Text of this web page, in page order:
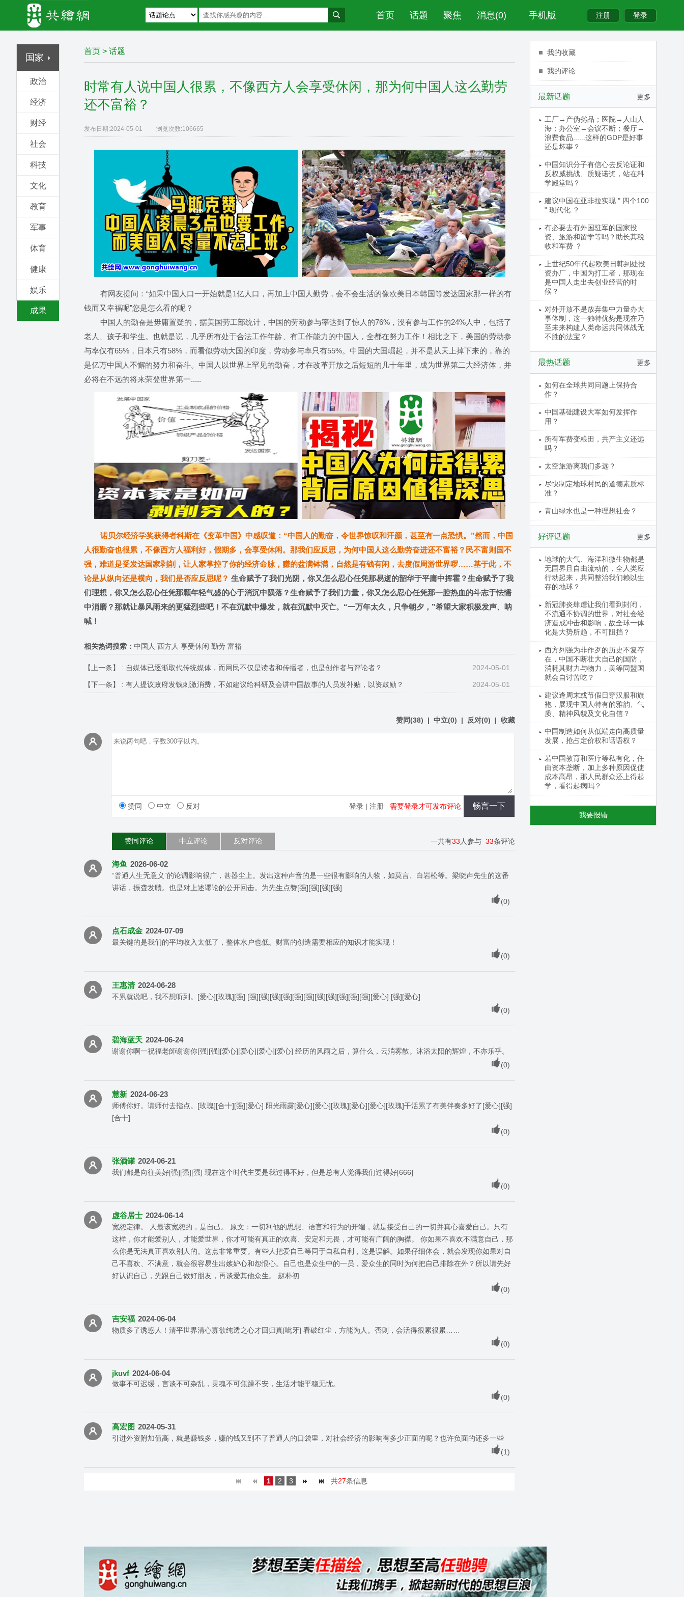
首页 话题 聚焦 消息(0) 手机版
国家
政治
经济
财经
社会
科技
文化
教育
军事
体育
健康
娱乐
成果
首页 >话题
时常有人说中国人很累，不像西方人会享受休闲，那为何中国人这么勤劳
还不富裕？
发布日期:2024-05-01 浏览次数:106665
有网友提问：“如果中国人口一开始就是1亿人口，再加上中国人勤劳，会不会生活的像欧美日本韩国等发达国家那一样的有
钱而又幸福呢”您是怎么看的呢？
中国人的勤奋是毋庸置疑的，据美国劳工部统计，中国的劳动参与率达到了惊人的76%，没有参与工作的24%人中，包括了
老人、孩子和学生。也就是说，几乎所有处于合法工作年龄、有工作能力的中国人，全都在努力工作！相比之下，美国的劳动参
与率仅有65%，日本只有58%，而看似劳动大国的印度，劳动参与率只有55%。中国的大国崛起，并不是从天上掉下来的，靠的
是亿万中国人不懈的努力和奋斗。中国人以世界上罕见的勤奋，才在改革开放之后短短的几十年里，成为世界第二大经济体，并
必将在不远的将来荣登世界第一.....
诺贝尔经济学奖获得者科斯在《变革中国》中感叹道：“中国人的勤奋，令世界惊叹和汗颜，甚至有一点恐惧。”然而，中国
人很勤奋也很累，不像西方人福利好，假期多，会享受休闲。那我们应反思，为何中国人这么勤劳奋进还不富裕？民不富则国不
强，难道是受发达国家剥削，让人家掌控了你的经济命脉，赚的盆满钵满，自然是有钱有闲，去度假周游世界啰……基于此，不
论是从纵向还是横向，我们是否应反思呢？ 生命赋予了我们光阴，你又怎么忍心任凭那易逝的韶华于平庸中挥霍？生命赋予了我
们理想，你又怎么忍心任凭那颗年轻气盛的心于消沉中陨落？生命赋予了我们力量，你又怎么忍心任凭那一腔热血的斗志于怯懦
中消磨？那就让暴风雨来的更猛烈些吧！不在沉默中爆发，就在沉默中灭亡。“一万年太久，只争朝夕，”希望大家积极发声、呐
喊！
相关热词搜索：中国人 西方人 享受休闲 勤劳 富裕
【上一条】 : 2024-05-01
自媒体已逐渐取代传统媒体，而网民不仅是读者和传播者，也是创作者与评论者？
【下一条】 : 2024-05-01
有人提议政府发钱刺激消费，不如建议给科研及会讲中国故事的人员发补贴，以资鼓励？
赞同(38) |中立(0) | 反对(0) |收藏
赞同 中立 反对 登录 |注册 需要登录才可发布评论
赞同评论 中立评论 反对评论 一共有33 人参与33条评论
海鱼 2026-06-02
“普通人生无意义”的论调影响很广，甚嚣尘上。发出这种声音的是一些很有影响的人物，如莫言、白岩松等。梁晓声先生的这番
讲话，振聋发聩。也是对上述谬论的公开回击。为先生点赞[强][强][强][强]
(0)
点石成金 2024-07-09
最关键的是我们的平均收入太低了，整体水户也低。财富的创造需要相应的知识才能实现！
(0)
王惠清 2024-06-28
不累就说吧，我不想听到。[爱心][玫瑰][强] [强][强][强][强][强][强][强][强][强][强][强][爱心] [强][爱心]
(0)
碧海蓝天 2024-06-24
谢谢你啊一祝福老師谢谢你[强][强][爱心][爱心][爱心][爱心] 经历的风雨之后，算什么，云消雾散。沐浴太阳的辉煌，不亦乐乎。
(0)
慧新 2024-06-23
师傅你好。请师付去指点。[玫瑰][合十][强][爱心] 阳光雨露[爱心][爱心][玫瑰][爱心][爱心][玫瑰]干活累了有美伴奏多好了[爱心][强]
[合十]
(0)
张酒罐 2024-06-21
我们都是向往美好[强][强][强] 现在这个时代主要是我过得不好，但是总有人觉得我们过得好[666]
(0)
虚谷居士 2024-06-14
宽恕定律。 人最该宽恕的，是自己。 原文：一切利他的思想、语言和行为的开端，就是接受自己的一切并真心喜爱自己。只有
这样，你才能爱别人，才能爱世界，你才可能有真正的欢喜、安定和无畏，才可能有广阔的胸襟。 你如果不喜欢不满意自己，那
么你是无法真正喜欢别人的。这点非常重要。有些人把爱自己等同于自私自利，这是误解。如果仔细体会，就会发现你如果对自
己不喜欢、不满意，就会很容易生出嫉妒心和怨恨心。自己也是众生中的一员，爱众生的同时为何把自己排除在外？所以请先好
好认识自己，先跟自己做好朋友，再谈爱其他众生。 赵朴初
(0)
吉安福 2024-06-04
物质多了诱惑人！清平世界清心寡欲纯透之心才回归真[呲牙] 看破红尘，方能为人。否则，会活得很累很累……
(0)
jkuvf 2024-06-04
做事不可迟缓，言谈不可杂乱，灵魂不可焦躁不安，生活才能平稳无忧。
(0)
高宏图 2024-05-31
引进外资附加值高，就是赚钱多，赚的钱又到不了普通人的口袋里，对社会经济的影响有多少正面的呢？也许负面的还多一些
(1)
1 2 3 共27条信息
我的收藏
我的评论
更多
最新话题
工厂→产伪劣品；医院→人山人
海；办公室→会议不断；餐厅→
浪费食品......这样的GDP是好事
还是坏事？
中国知识分子有信心去反论证和
反权威挑战、质疑诺奖，站在科
学殿堂吗？
建议中国在亚非拉实现 " 四个100
" 现代化 ？
有必要去有外国驻军的国家投
资、旅游和留学等吗？助长其税
收和军费 ？
上世纪50年代起欧美日韩到处投
资办厂，中国为打工者，那现在
是中国人走出去创业经营的时
候？
对外开放不是放弃集中力量办大
事体制，这一独特优势是现在乃
至未来构建人类命运共同体战无
不胜的法宝？
更多
最热话题
如何在全球共同问题上保持合
作？
中国基础建设大军如何发挥作
用？
所有军费变粮田，共产主义还远
吗？
太空旅游离我们多远？
尽快制定地球村民的道德素质标
准？
青山绿水也是一种理想社会？
更多
好评话题
地球的大气、海洋和微生物都是
无国界且自由流动的，全人类应
行动起来，共同整治我们赖以生
存的地球？
新冠肺炎肆虐让我们看到封闭，
不流通不协调的世界，对社会经
济造成冲击和影响，故全球一体
化是大势所趋，不可阻挡？
西方列强为非作歹的历史不复存
在，中国不断壮大自己的国防，
消耗其财力与物力，美等同盟国
就会自讨苦吃？
建议逢周末或节假日穿汉服和旗
袍，展现中国人特有的雅韵、气
质、精神风貌及文化自信？
中国制造如何从低端走向高质量
发展，抢占定价权和话语权？
若中国教育和医疗等私有化，任
由资本垄断，加上多种原因促使
成本高昂，那人民群众还上得起
学，看得起病吗？
我要报错